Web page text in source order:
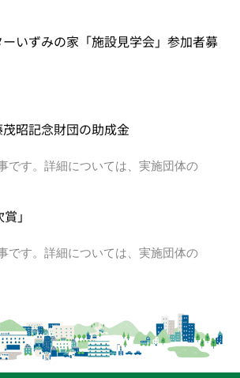
いずみの家「施設見学会」参加者募
昭記念財団の助成金
です。詳細については、実施団体の
」
です。詳細については、実施団体の